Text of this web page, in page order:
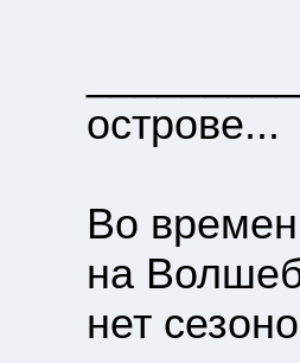
острове...
Во
на
нет